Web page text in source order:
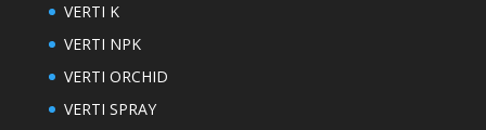
VERTI K
VERTI NPK
VERTI ORCHID
VERTI SPRAY